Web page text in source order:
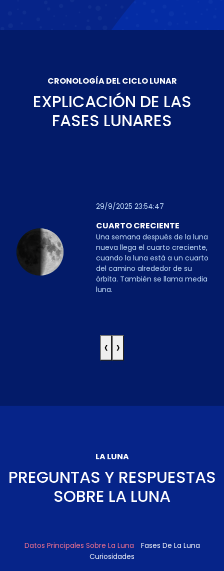
CRONOLOGÍA DEL CICLO LUNAR
EXPLICACIÓN DE LAS
FASES LUNARES
29/9/2025 23:54:47
CUARTO CRECIENTE
Una semana después de la luna
nueva llega el cuarto creciente,
cuando la luna está a un cuarto
del camino alrededor de su
órbita. También se llama media
luna.
‹ ›
LA LUNA
PREGUNTAS Y RESPUESTAS
SOBRE LA LUNA
Datos Principales Sobre La Luna
Fases De La Luna
Curiosidades